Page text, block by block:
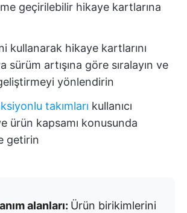
geçirilebilir hikaye kartlarına
kullanarak hikaye kartlarını
sürüm artışına göre sıralayın ve
yönlendirin
takımları kullanıcı
ürün kapsamı konusunda
getirin
alanları: Ürün birikimlerini